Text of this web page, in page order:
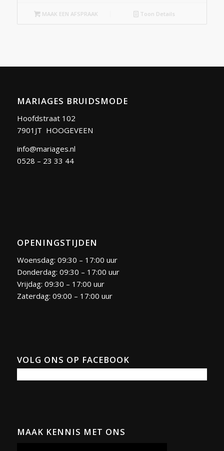
MAAK EEN AFSPRAAK Toon Details
MARIAGES BRUIDSMODE
Hoofdstraat 102
7901JT HOOGEVEEN
info@mariages.nl
0528 – 23 33 44
OPENINGSTIJDEN
Woensdag: 09:30 – 17:00 uur
Donderdag: 09:30 – 17:00 uur
Vrijdag: 09:30 – 17:00 uur
Zaterdag: 09:00 – 17:00 uur
VOLG ONS OP FACEBOOK
MAAK KENNIS MET ONS